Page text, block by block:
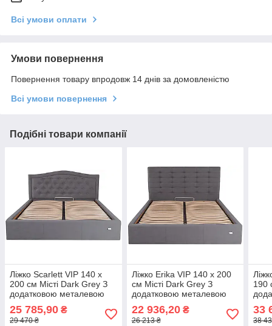
Всі умови оплати
Умови повернення
Повернення товару впродовж 14 днів за домовленістю
Всі умови повернення
Подібні товари компанії
Ліжко Scarlett VIP 140 х
200 см Місті Dark Grey З
додатковою металевою
цільнозварною рамою
Темно-сірий
25 785,90 ₴
29 470 ₴
Ліжко Erika VIP 140 х 200
см Місті Dark Grey З
додатковою металевою
цільнозварною рамою
Темно-сірий
22 936,20₴
26 213 ₴
190
33
38